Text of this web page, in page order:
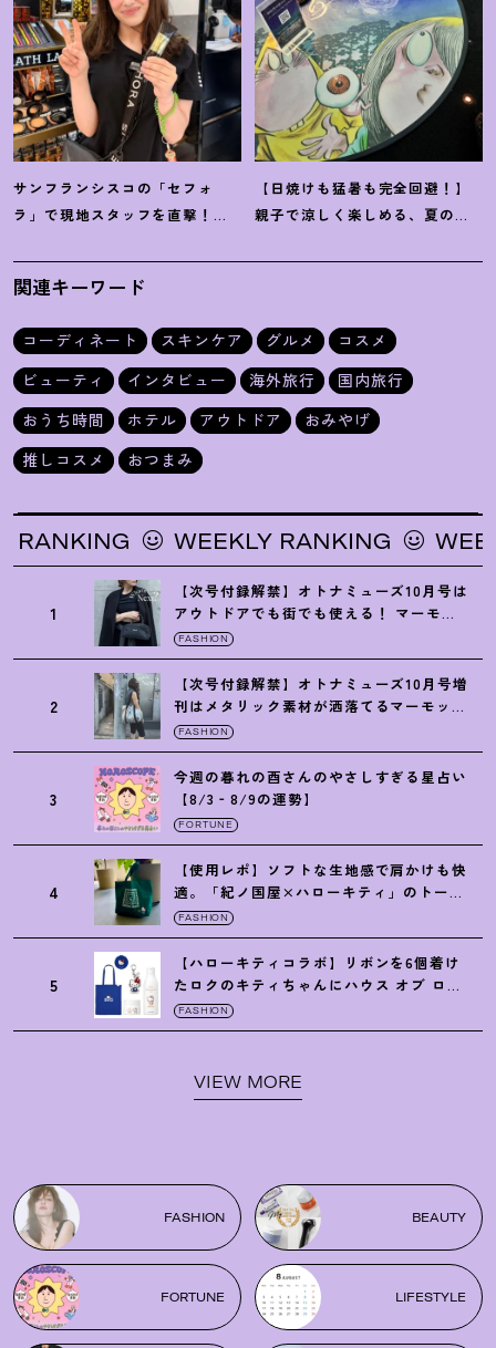
サンフランシスコの「セフォ
ラ」で現地スタッフを直撃 ！
えてください♡
【日焼けも猛暑も完全回避 ！ 】
親子で涼しく楽しめる、夏の
ウム」が最高
関連キーワード
コーディネート スキンケア グルメ
コスメ
ビューティ
インタビュー 海外旅行
国内旅行
おうち時間
ホテル アウトドア
おみやげ
推しコスメ
おつまみ
WEEKLY RANKING WEEKLY
1
【次号付録解禁】オトナミューズ10月号は
アウトドアでも街でも使える ！ マーモッ
トの黒ショルダー
FASHION
2
【次号付録解禁】オトナミューズ10月号増
刊はメタリック素材が洒落てるマーモット
の保冷バッグ
FASHION
3
今週の暮れの酉さんのやさしすぎる星占い
【8/3‐8/9の運勢】
FORTUNE
4
【使用レポ】ソフトな生地感で肩かけも快
適。「紀ノ国屋×ハローキティ」のトート
がガシガシ使えて最高です
FASHION
5
【ハローキティコラボ】リボンを6個着け
たロクのキティちゃんにハウス オブ ロー
ゼの限定パケも
FASHION
VIEW MORE
FASHION BEAUTY
FORTUNE LIFESTYLE